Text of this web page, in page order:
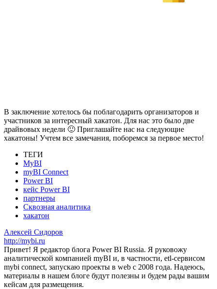
В заключение хотелось бы поблагодарить организаторов и
участников за интересный хакатон. Для нас это было две
драйвовых недели 🙂 Приглашайте нас на следующие
хакатоны! Учтем все замечания, поборемся за первое место!
ТЕГИ
MyBI
myBI Connect
Power BI
кейс Power BI
партнеры
Сквозная аналитика
хакатон
Алексей Сидоров
http://mybi.ru
Привет! Я редактор блога Power BI Russia. Я руковожу
аналитической компанией myBI и, в частности, etl-сервисом
mybi connect, запускаю проекты в web с 2008 года. Надеюсь,
материалы в нашем блоге будут полезны и будем рады вашим
кейсам для размещения.